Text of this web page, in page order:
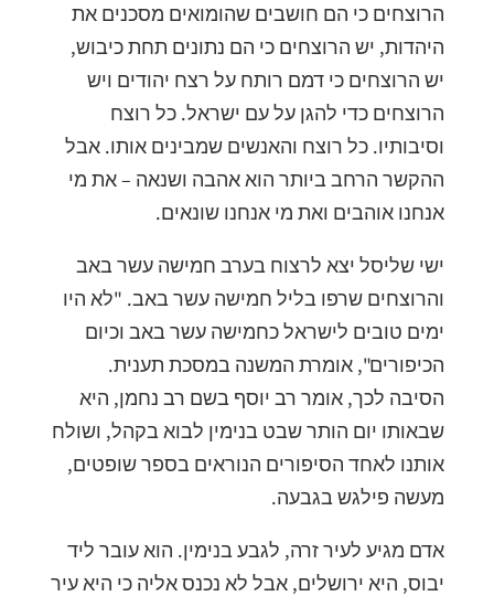
הרוצחים כי הם חושבים שהומואים מסכנים את
היהדות, יש הרוצחים כי הם נתונים תחת כיבוש,
יש הרוצחים כי דמם רותח על רצח יהודים ויש
הרוצחים כדי להגן על עם ישראל. כל רוצח
וסיבותיו. כל רוצח והאנשים שמבינים אותו. אבל
ההקשר הרחב ביותר הוא אהבה ושנאה – את מי
אנחנו אוהבים ואת מי אנחנו שונאים.
ישי שליסל יצא לרצוח בערב חמישה עשר באב
והרוצחים שרפו בליל חמישה עשר באב. "לא היו
ימים טובים לישראל כחמישה עשר באב וכיום
הכיפורים", אומרת המשנה במסכת תענית.
הסיבה לכך, אומר רב יוסף בשם רב נחמן, היא
שבאותו יום הותר שבט בנימין לבוא בקהל, ושולח
אותנו לאחד הסיפורים הנוראים בספר שופטים,
מעשה פילגש בגבעה.
אדם מגיע לעיר זרה, לגבע בנימין. הוא עובר ליד
יבוס, היא ירושלים, אבל לא נכנס אליה כי היא עיר